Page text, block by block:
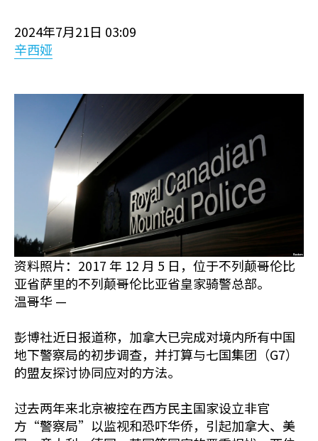
2024年7月21日 03:09
辛西娅
资料照片：2017 年 12 月 5 日，位于不列颠哥伦比
亚省萨里的不列颠哥伦比亚省皇家骑警总部。
温哥华 —
彭博社近日报道称，加拿大已完成对境内所有中国
地下警察局的初步调查，并打算与七国集团（G7）
的盟友探讨协同应对的方法。
过去两年来北京被控在西方民主国家设立非官
方“警察局”以监视和恐吓华侨，引起加拿大、美